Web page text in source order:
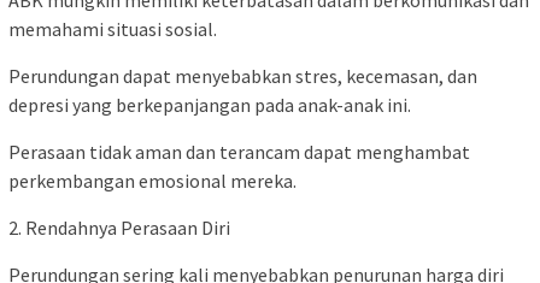
memahami situasi sosial.
Perundungan dapat menyebabkan stres, kecemasan, dan
depresi yang berkepanjangan pada anak-anak ini.
Perasaan tidak aman dan terancam dapat menghambat
perkembangan emosional mereka.
2. Rendahnya Perasaan Diri
Perundungan sering kali menyebabkan penurunan harga diri